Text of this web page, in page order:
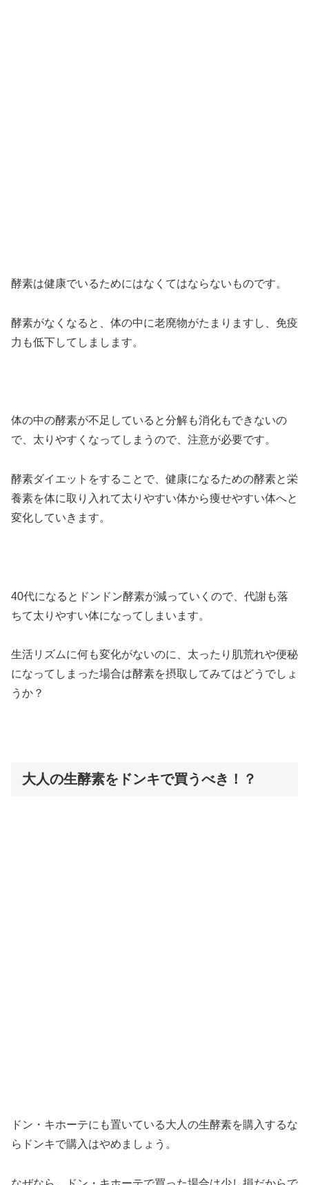
酵素は健康でいるためにはなくてはならないものです。
酵素がなくなると、体の中に老廃物がたまりますし、免疫
力も低下してしまします。
体の中の酵素が不足していると分解も消化もできないの
で、太りやすくなってしまうので、注意が必要です。
酵素ダイエットをすることで、健康になるための酵素と栄
養素を体に取り入れて太りやすい体から痩せやすい体へと
変化していきます。
40代になるとドンドン酵素が減っていくので、代謝も落
ちて太りやすい体になってしまいます。
生活リズムに何も変化がないのに、太ったり肌荒れや便秘
になってしまった場合は酵素を摂取してみてはどうでしょ
うか？
大人の生酵素をドンキで買うべき！？
ドン・キホーテにも置いている大人の生酵素を購入するな
らドンキで購入はやめましょう。